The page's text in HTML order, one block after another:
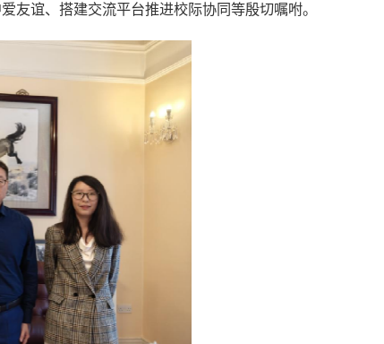
友谊、搭建交流平台推进校际协同等殷切嘱咐。